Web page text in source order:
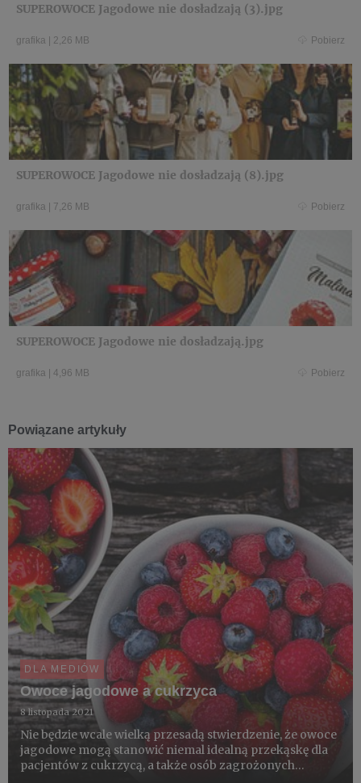
SUPEROWOCE Jagodowe nie dosładzają (3).jpg
grafika | 2,26 MB Pobierz
SUPEROWOCE Jagodowe nie dosładzają (8).jpg
grafika | 7,26 MB Pobierz
SUPEROWOCE Jagodowe nie dosładzają.jpg
grafika | 4,96 MB Pobierz
Powiązane artykuły
DLA MEDIÓW
Owoce jagodowe a cukrzyca
8 listopada 2021
Nie będzie wcale wielką przesadą stwierdzenie, że owoce
jagodowe mogą stanowić niemal idealną przekąskę dla
pacjentów z cukrzycą, a także osób zagrożonych